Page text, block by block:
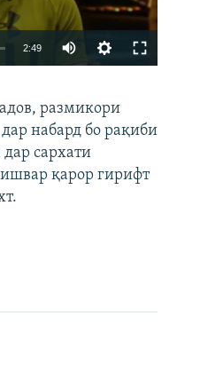
360p 480p
1080p
2:49
360p
480p
размикори
набард бо рақиби
сархати
қарор гирифт